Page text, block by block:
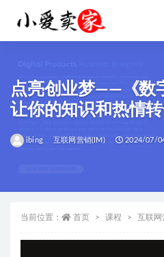
点亮创业梦——《数
让你的知识和热情
ibing 互联网营销(IM) 2024/07/
当前位置： 首页 课程 互联网